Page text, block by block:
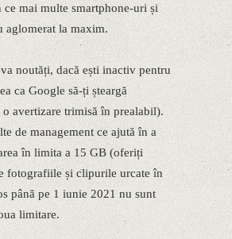
ce mai multe smartphone-uri și
aglomerat la maxim.
noutăți, dacă ești inactiv pentru
ca Google să-ți șteargă
avertizare trimisă în prealabil).
de management ce ajută în a
în limita a 15 GB (oferiți
fotografiile și clipurile urcate în
până pe 1 iunie 2021 nu sunt
limitare.